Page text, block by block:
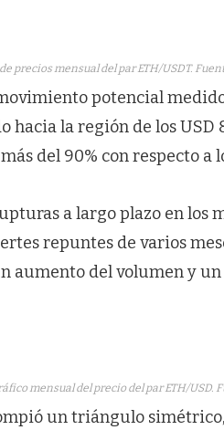
precios mensual del par ETH/USDT.
potencial
la región de los USD
del 90% con respecto a
a largo plazo en los
repuntes de varios
aumento del volumen y
mensual del precio del par ETH/USD.
un triángulo